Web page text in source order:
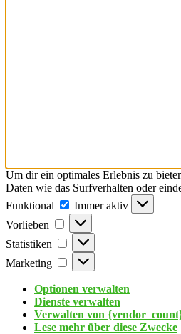
Um dir ein optimales Erlebnis zu
Daten wie das Surfverhalten oder
Funktional
Immer aktiv
Vorlieben
Statistiken
Marketing
Optionen verwalten
Dienste verwalten
Verwalten von
Lese mehr über diese Zwecke